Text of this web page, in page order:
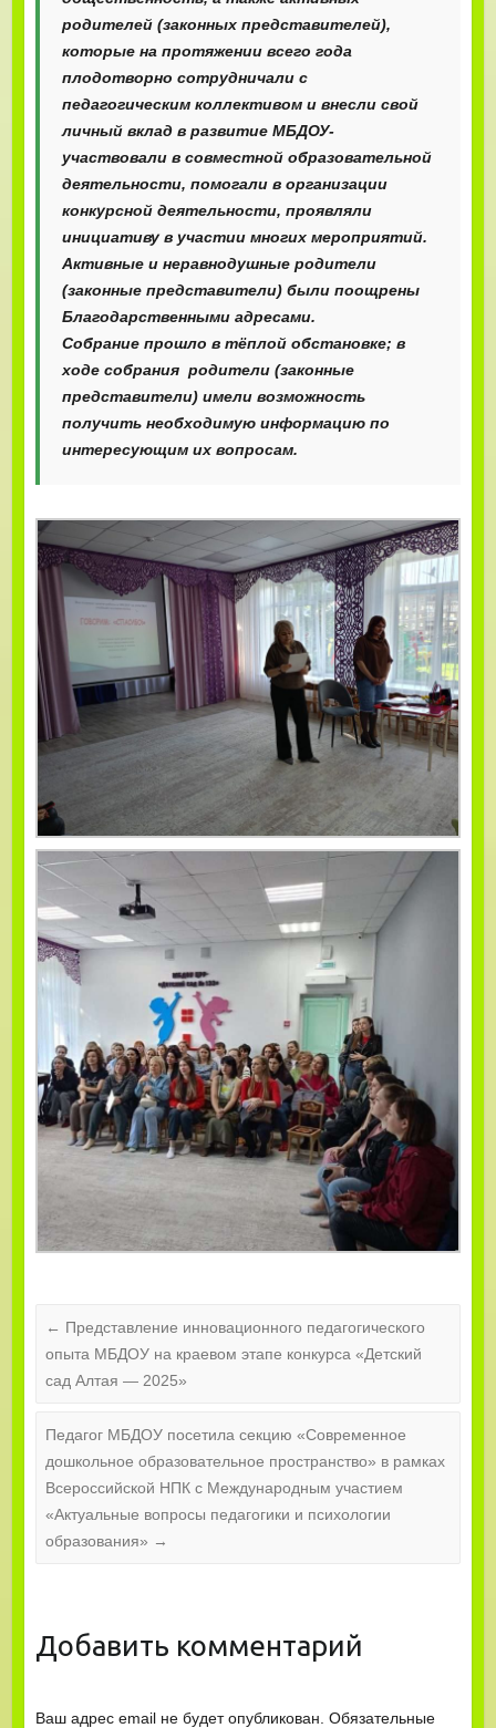
родителей (законных представителей),
которые на протяжении всего года
плодотворно сотрудничали с
педагогическим коллективом и внесли свой
личный вклад в развитие МБДОУ-
участвовали в совместной образовательной
деятельности, помогали в организации
конкурсной деятельности, проявляли
инициативу в участии многих мероприятий.
Активные и неравнодушные родители
(законные представители) были поощрены
Благодарственными адресами.
Собрание прошло в тёплой обстановке; в
ходе собрания родители (законные
представители) имели возможность
получить необходимую информацию по
интересующим их вопросам.
← Представление инновационного педагогического
опыта МБДОУ на краевом этапе конкурса «Детский
сад Алтая — 2025»
Педагог МБДОУ посетила секцию «Современное
дошкольное образовательное пространство» в рамках
Всероссийской НПК с Международным участием
«Актуальные вопросы педагогики и психологии
образования» →
Добавить комментарий
Ваш адрес email не будет опубликован. Обязательные